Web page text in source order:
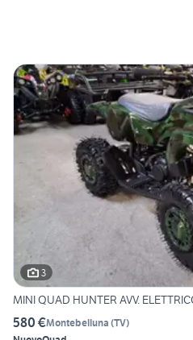
3
MINI QUAD HUNTER AVV.
580 €Montebelluna (TV)